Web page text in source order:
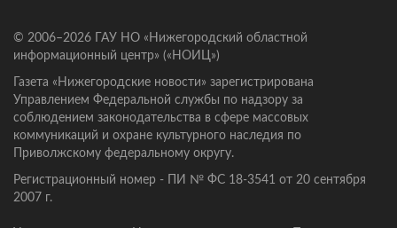
© 2006–2026 ГАУ НО «Нижегородский областной
информационный центр» («НОИЦ»)
Газета «Нижегородские новости» зарегистрирована
Управлением Федеральной службы по надзору за
соблюдением законодательства в сфере массовых
коммуникаций и охране культурного наследия по
Приволжскому федеральному округу.
Регистрационный номер - ПИ № ФС 18-3541 от 20 сентября
2007 г.